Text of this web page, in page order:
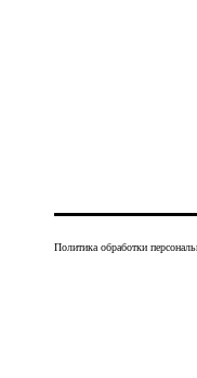
Политика обработки